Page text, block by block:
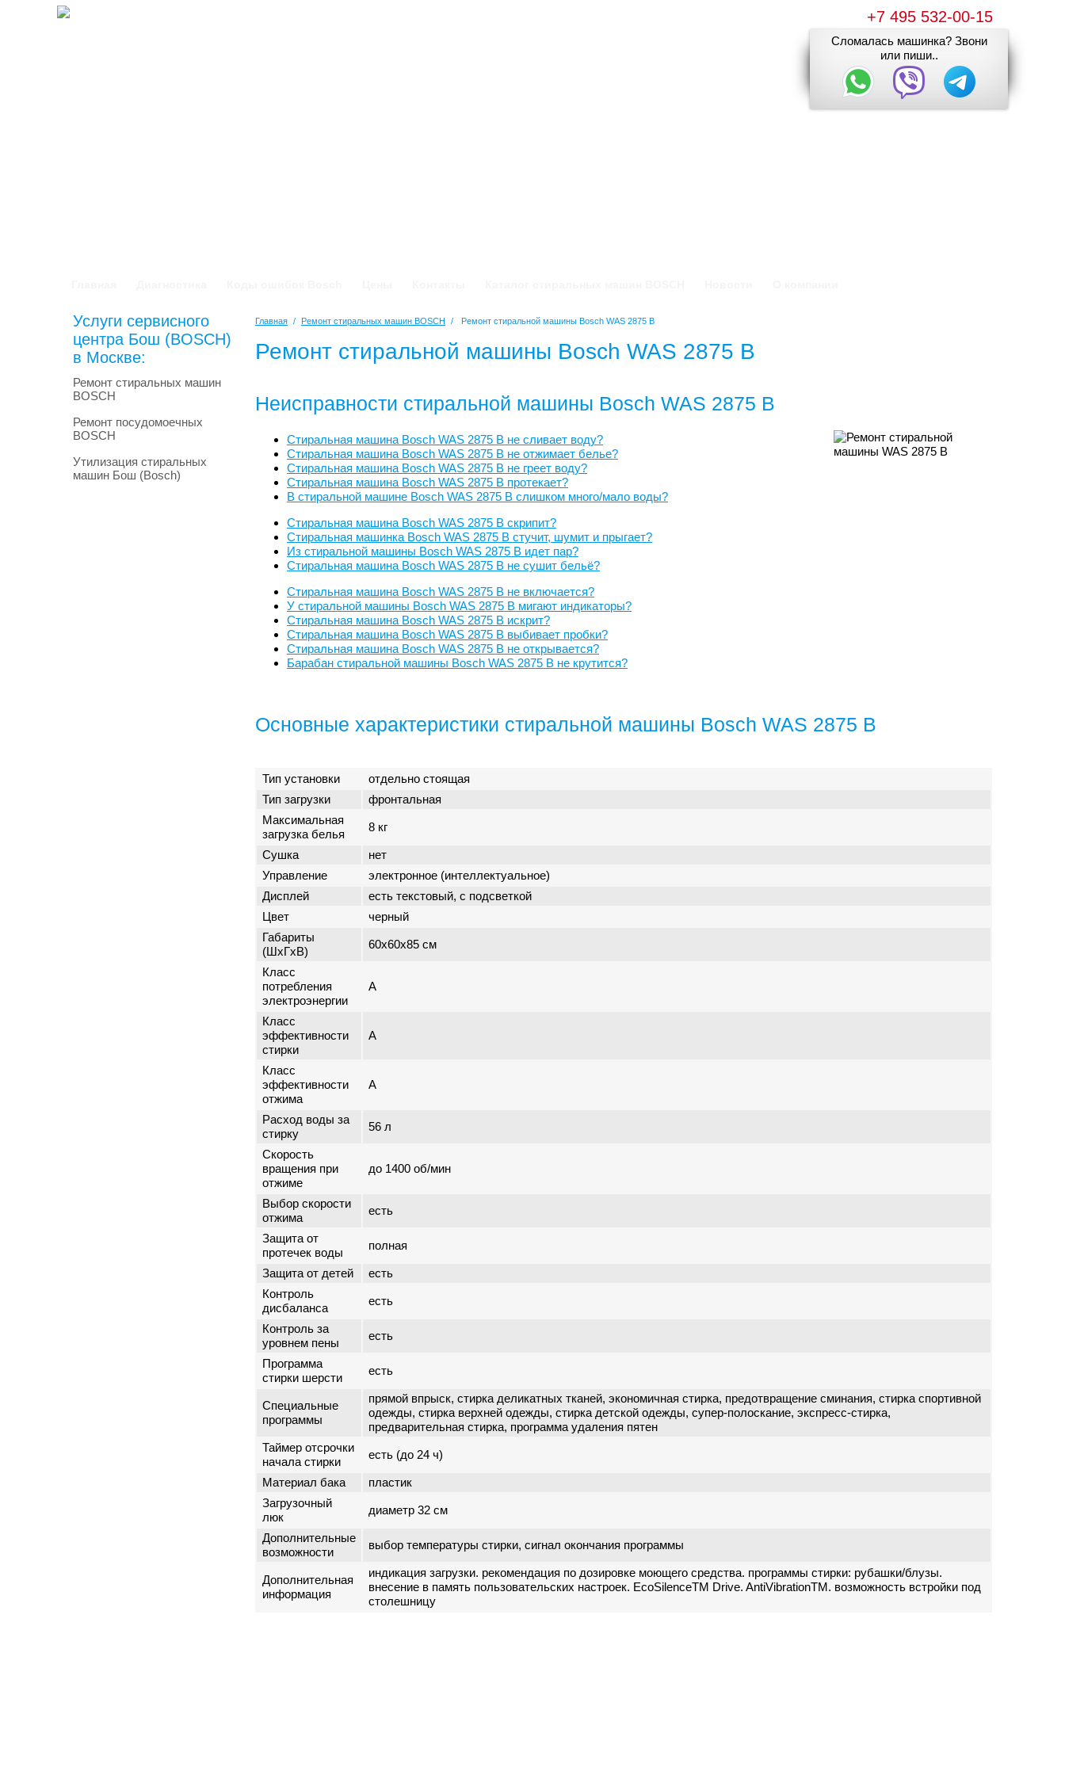
+7 495 532-00-15
Сломалась машинка? Звони
или пиши..
Главная / Ремонт стиральных машин BOSCH / Ремонт стиральной машины Bosch WAS 2875 B
Ремонт стиральной машины Bosch WAS 2875 B
Неисправности стиральной машины Bosch WAS 2875 B
Стиральная машина Bosch WAS 2875 B не сливает воду?
Стиральная машина Bosch WAS 2875 B не отжимает белье?
Стиральная машина Bosch WAS 2875 B не греет воду?
Стиральная машина Bosch WAS 2875 B протекает?
В стиральной машине Bosch WAS 2875 B слишком много/мало воды?
Стиральная машина Bosch WAS 2875 B скрипит?
Стиральная машинка Bosch WAS 2875 B стучит, шумит и прыгает?
Из стиральной машины Bosch WAS 2875 B идет пар?
Стиральная машина Bosch WAS 2875 B не сушит бельё?
Стиральная машина Bosch WAS 2875 B не включается?
У стиральной машины Bosch WAS 2875 B мигают индикаторы?
Стиральная машина Bosch WAS 2875 B искрит?
Стиральная машина Bosch WAS 2875 B выбивает пробки?
Стиральная машина Bosch WAS 2875 B не открывается?
Барабан стиральной машины Bosch WAS 2875 B не крутится?
Основные характеристики стиральной машины Bosch WAS 2875 B
Тип установки
отдельно стоящая
Тип загрузки
фронтальная
Максимальная
загрузка белья
8 кг
Сушка
нет
Управление
электронное (интеллектуальное)
Дисплей
есть текстовый, с подсветкой
Цвет
черный
Габариты
(ШxГxВ)
60x60x85 см
Класс
потребления
электроэнергии
A
Класс
эффективности
стирки
A
Класс
эффективности
отжима
A
Расход воды за
стирку
56 л
Скорость
вращения при
отжиме
до 1400 об/мин
Выбор скорости
отжима
есть
Защита от
протечек воды
полная
Защита от детей
есть
Контроль
дисбаланса
есть
Контроль за
уровнем пены
есть
Программа
стирки шерсти
есть
Специальные
программы
прямой впрыск, стирка деликатных тканей, экономичная стирка, предотвращение сминания, стирка спортивной
одежды, стирка верхней одежды, стирка детской одежды, супер-полоскание, экспресс-стирка,
предварительная стирка, программа удаления пятен
Таймер отсрочки
начала стирки
есть (до 24 ч)
Материал бака
пластик
Загрузочный
люк
диаметр 32 см
Дополнительные
возможности
выбор температуры стирки, сигнал окончания программы
Дополнительная
информация
индикация загрузки. рекомендация по дозировке моющего средства. программы стирки: рубашки/блузы.
внесение в память пользовательских настроек. EcoSilenceTM Drive. AntiVibrationTM. возможность встройки под
столешницу
Услуги сервисного
центра Бош (BOSCH)
в Москве:
Ремонт стиральных машин
BOSCH
Ремонт посудомоечных
BOSCH
Утилизация стиральных
машин Бош (Bosch)